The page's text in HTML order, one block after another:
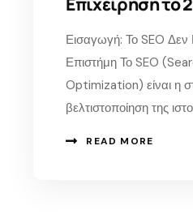
Εισαγωγή: Το SEO Δεν
Επιστήμη Το SEO
Optimization) είναι η
βελτιστοποίηση της
READ MORE